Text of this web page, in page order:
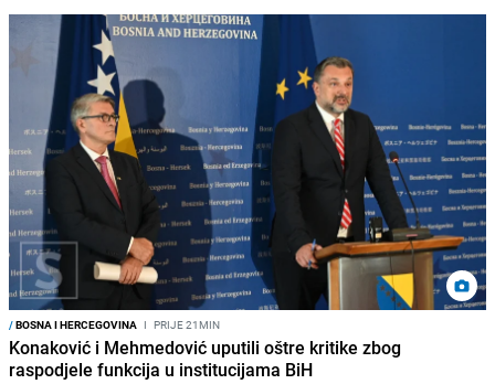
/BOSNA I HERCEGOVINA I PRIJE 21MIN
Konaković i Mehmedović uputili oštre kritike zbog
raspodjele funkcija u institucijama BiH